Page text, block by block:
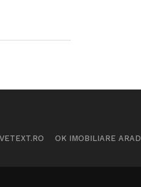
OK IMOBILIARE ARAD